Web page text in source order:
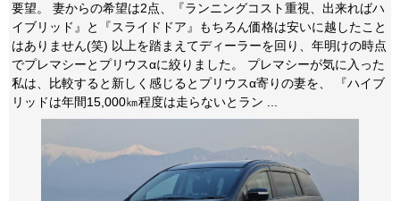
要望。 妻からの希望は2点、『ランニングコスト重視、出来ればハ
イブリッド』と『スライドドア』もちろん価格は安いに越したこと
はありません(笑) 以上を踏まえてディーラーを回り、年明けの時点
でプレマシーとプリウスαに絞りました。 プレマシーが気に入った
私は、比較すると新しく感じるとプリウスα寄りの妻を、 『ハイブ
リッドは年間15,000㎞程度は走らないとラン ...